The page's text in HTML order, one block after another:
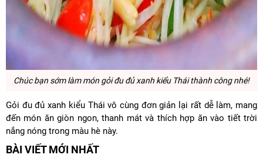
Chúc bạn sớm làm món gỏi đu đủ xanh kiểu Thái thành công nhé!
Gỏi đu đủ xanh kiểu Thái vô cùng đơn giản lại rất dễ làm, mang
đến món ăn giòn ngon, thanh mát và thích hợp ăn vào tiết trời
nắng nóng trong màu hè này.
BÀI VIẾT MỚI NHẤT